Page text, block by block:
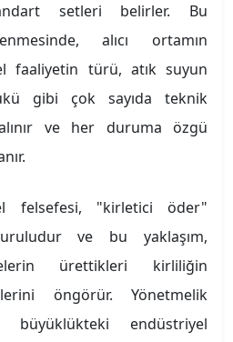
setleri belirler. Bu
alıcı ortamın
faaliyetin türü, atık suyun
gibi çok sayıda teknik
ve her duruma özgü
felsefesi, "kirletici öder"
ve bu yaklaşım,
ürettikleri kirliliğin
öngörür. Yönetmelik
büyüklükteki endüstriyel